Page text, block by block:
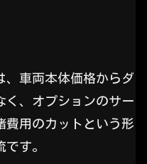
、車両本体価格からダ
く、オプションのサー
費用のカットという形
す。